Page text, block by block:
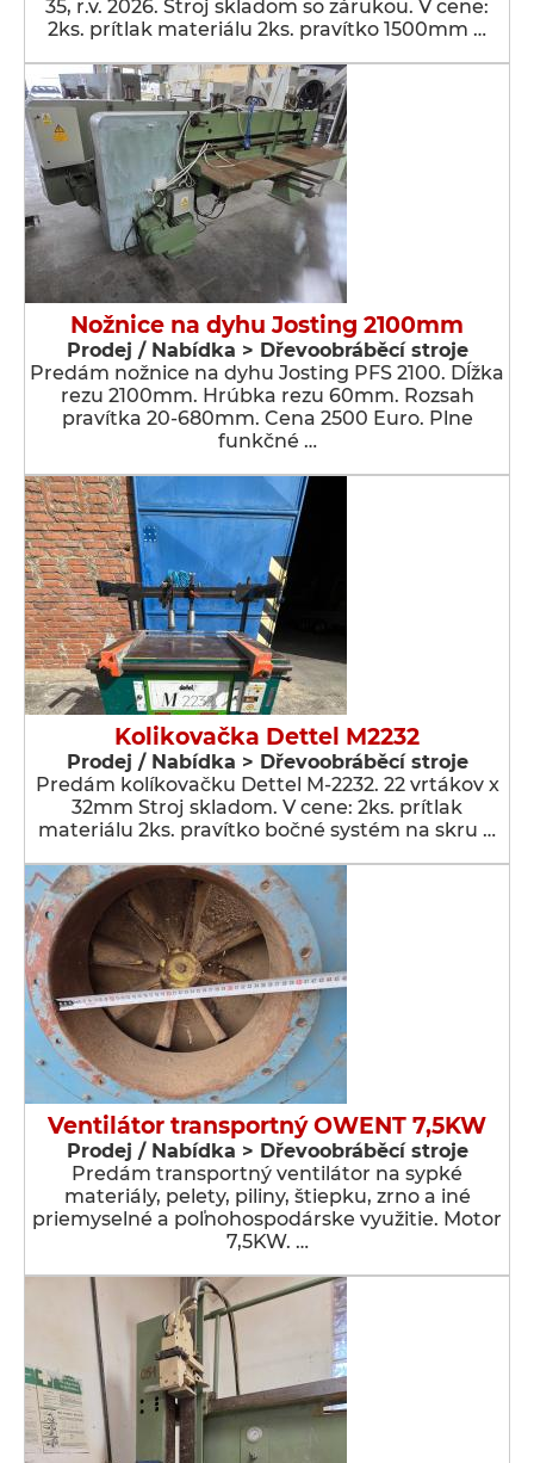
35, r.v. 2026. Stroj skladom so zárukou. V cene:
2ks. prítlak materiálu 2ks. pravítko 1500mm …
Nožnice na dyhu Josting 2100mm
Prodej / Nabídka > Dřevoobráběcí stroje
Predám nožnice na dyhu Josting PFS 2100. Dĺžka
rezu 2100mm. Hrúbka rezu 60mm. Rozsah
pravítka 20-680mm. Cena 2500 Euro. Plne
funkčné …
Kolikovačka Dettel M2232
Prodej / Nabídka > Dřevoobráběcí stroje
Predám kolíkovačku Dettel M-2232. 22 vrtákov x
32mm Stroj skladom. V cene: 2ks. prítlak
materiálu 2ks. pravítko bočné systém na skru …
Ventilátor transportný OWENT 7,5KW
Prodej / Nabídka > Dřevoobráběcí stroje
Predám transportný ventilátor na sypké
materiály, pelety, piliny, štiepku, zrno a iné
priemyselné a poľnohospodárske využitie. Motor
7,5KW. …